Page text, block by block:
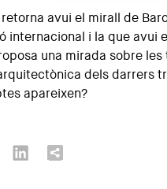
retorna avui el mirall de
internacional i la que avui
una mirada sobre
dels darrers
apareixen?